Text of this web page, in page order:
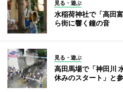
見る・遊ぶ
水稲荷神社で「高田
ら街に響く鐘の音
見る・遊ぶ
高田馬場で「神田川
休みのスタート」と